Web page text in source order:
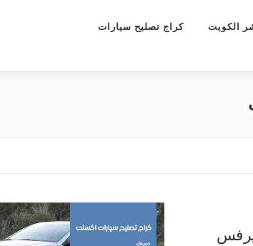
كراج تصليح سيارات الكويت
اكسنت 55773600 سيرفس